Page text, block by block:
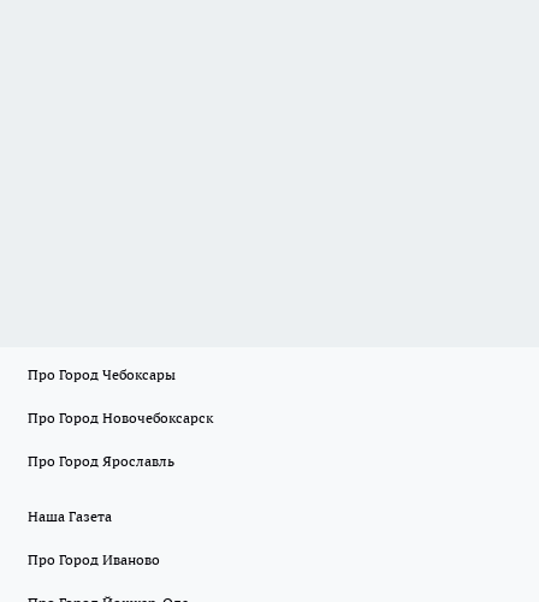
Про Город Чебоксары
Про Город Новочебоксарск
Про Город Ярославль
Наша Газета
Про Город Иваново